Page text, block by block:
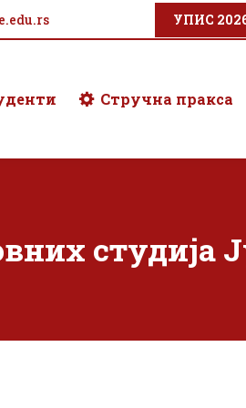
УПИС
Стручна пракса
студија